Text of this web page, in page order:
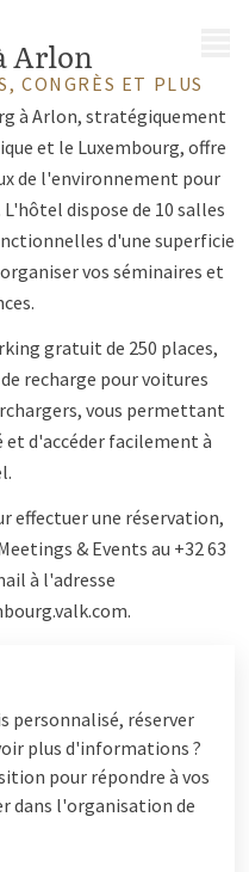
Arlon
CONGRÈS ET PLUS
à Arlon, stratégiquement
et le Luxembourg, offre
de l'environnement pour
dispose de 10 salles
d'une superficie
vos séminaires et
gratuit de 250 places,
recharge pour voitures
vous permettant
et d'accéder facilement à
effectuer une réservation,
& Events au +32 63
à l'adresse
.
personnalisé, réserver
plus d'informations ?
pour répondre à vos
dans l'organisation de